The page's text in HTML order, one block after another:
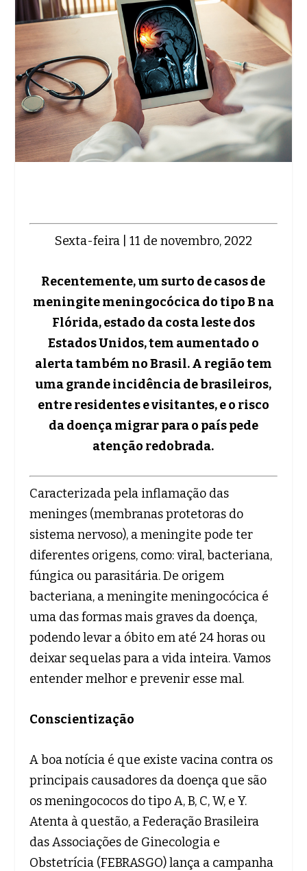
Sexta-feira | 11 de novembro, 2022
Recentemente, um surto de casos de
meningite meningocócica do tipo B na
Flórida, estado da costa leste dos
Estados Unidos, tem aumentado o
alerta também no Brasil. A região tem
uma grande incidência de brasileiros,
entre residentes e visitantes, e o risco
da doença migrar para o país pede
atenção redobrada.
Caracterizada pela inflamação das
meninges (membranas protetoras do
sistema nervoso), a meningite pode ter
diferentes origens, como: viral, bacteriana,
fúngica ou parasitária. De origem
bacteriana, a meningite meningocócica é
uma das formas mais graves da doença,
podendo levar a óbito em até 24 horas ou
deixar sequelas para a vida inteira. Vamos
entender melhor e prevenir esse mal.
Conscientização
A boa notícia é que existe vacina contra os
principais causadores da doença que são
os meningococos do tipo A, B, C, W, e Y.
Atenta à questão, a Federação Brasileira
das Associações de Ginecologia e
Obstetrícia (FEBRASGO) lança a campanha